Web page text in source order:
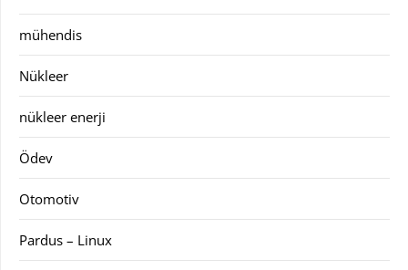
mühendis
Nükleer
nükleer enerji
Ödev
Otomotiv
Pardus – Linux